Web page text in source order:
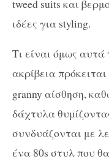
tweed suits και
ιδέες για styling.
Τι είναι όμως
ακρίβεια
granny αίσθηση,
δάχτυλα
συνδυάζονται με
ένα 80s στυλ που